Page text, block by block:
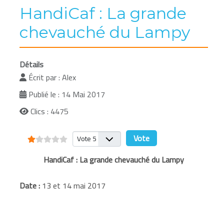
HandiCaf : La grande
chevauché du Lampy
Détails
Écrit par :Alex
Publié le : 14 Mai 2017
Clics : 4475
Vote utilisateur:1/5
Veuillez voter
HandiCaf : La grande chevauché du Lampy
Date :13 et 14 mai 2017